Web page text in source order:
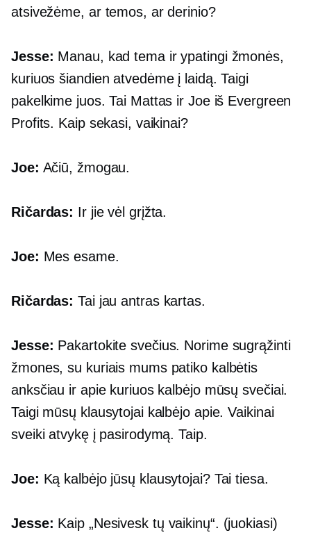
atsivežėme, ar temos, ar derinio?
Jesse: Manau, kad tema ir ypatingi žmonės,
kuriuos šiandien atvedėme į laidą. Taigi
pakelkime juos. Tai Mattas ir Joe iš Evergreen
Profits. Kaip sekasi, vaikinai?
Joe: Ačiū, žmogau.
Ričardas: Ir jie vėl grįžta.
Joe: Mes esame.
Ričardas: Tai jau antras kartas.
Jesse: Pakartokite svečius. Norime sugrąžinti
žmones, su kuriais mums patiko kalbėtis
anksčiau ir apie kuriuos kalbėjo mūsų svečiai.
Taigi mūsų klausytojai kalbėjo apie. Vaikinai
sveiki atvykę į pasirodymą. Taip.
Joe: Ką kalbėjo jūsų klausytojai? Tai tiesa.
Jesse: Kaip „Nesivesk tų vaikinų“. (juokiasi)